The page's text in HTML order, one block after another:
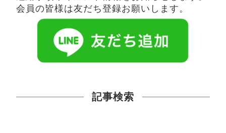
会員の皆様は友だち登録お願いします。
記事検索